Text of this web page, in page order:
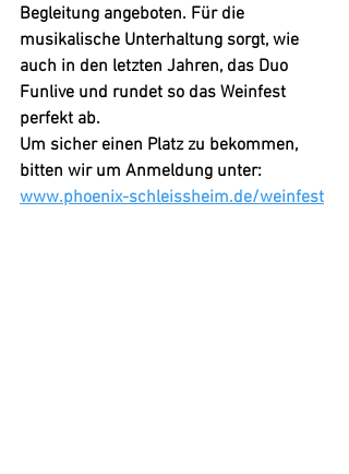
Begleitung angeboten. Für die
musikalische Unterhaltung sorgt, wie
auch in den letzten Jahren, das Duo
Funlive und rundet so das Weinfest
perfekt ab.
Um sicher einen Platz zu bekommen,
bitten wir um Anmeldung unter:
www.phoenix-schleissheim.de/weinfest